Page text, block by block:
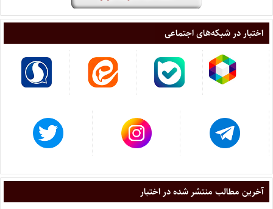
اختبار در شبکه‌های اجتماعی
آخرین مطالب منتشر شده در اختبار